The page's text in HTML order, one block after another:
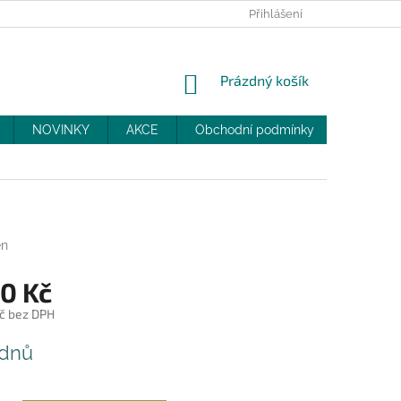
MOJE OBJEDNÁVKA
Přihlášení
NÁKUPNÍ
Prázdný košík
NOVINKY AKCE Obchodní podmínky
Kč
bez DPH